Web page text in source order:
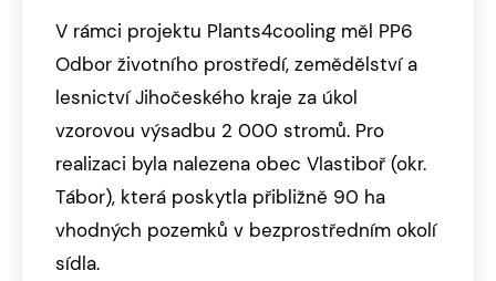
V rámci projektu Plants4cooling měl PP6
Odbor životního prostředí, zemědělství a
lesnictví Jihočeského kraje za úkol
vzorovou výsadbu 2 000 stromů. Pro
realizaci byla nalezena obec Vlastiboř (okr.
Tábor), která poskytla přibližně 90 ha
vhodných pozemků v bezprostředním okolí
sídla.